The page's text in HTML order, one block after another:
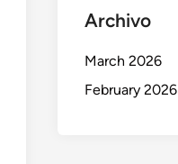
Archivo
March 2026
February 2026